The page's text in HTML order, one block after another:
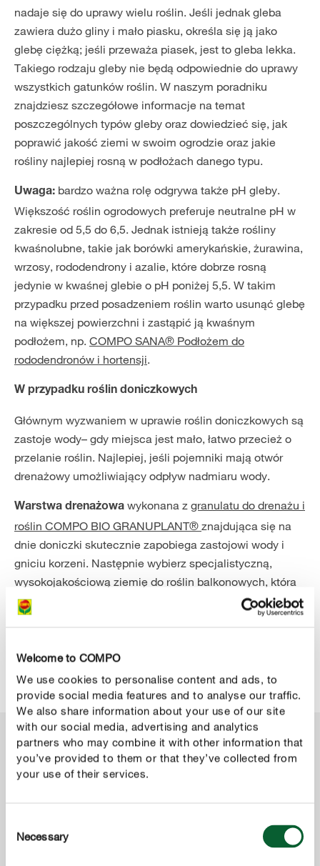
Welcome to COMPO
We use cookies to personalise content and ads, to
provide social media features and to analyse our traffic.
We also share information about your use of our site
with our social media, advertising and analytics
partners who may combine it with other information that
you’ve provided to them or that they’ve collected from
your use of their services.
Selection
Necessary
nadaje się do uprawy wielu roślin. Jeśli jednak gleba
zawiera dużo gliny i mało piasku, określa się ją jako
glebę ciężką; jeśli przeważa piasek, jest to gleba lekka.
Takiego rodzaju gleby nie będą odpowiednie do uprawy
wszystkich gatunków roślin. W naszym poradniku
znajdziesz szczegółowe informacje na temat
poszczególnych typów gleby oraz dowiedzieć się, jak
poprawić jakość ziemi w swoim ogrodzie oraz jakie
rośliny najlepiej rosną w podłożach danego typu.
Uwaga: bardzo ważna rolę odgrywa także pH gleby.
Większość roślin ogrodowych preferuje neutralne pH w
zakresie od 5,5 do 6,5. Jednak istnieją także rośliny
kwaśnolubne, takie jak borówki amerykańskie, żurawina,
wrzosy, rododendrony i azalie, które dobrze rosną
jedynie w kwaśnej glebie o pH poniżej 5,5. W takim
przypadku przed posadzeniem roślin warto usunąć glebę
na większej powierzchni i zastąpić ją kwaśnym
podłożem, np. COMPO SANA® Podłożem do
rododendronów i hortensji.
W przypadku roślin doniczkowych
Głównym wyzwaniem w uprawie roślin doniczkowych są
zastoje wody– gdy miejsca jest mało, łatwo przecież o
przelanie roślin. Najlepiej, jeśli pojemniki mają otwór
drenażowy umożliwiający odpływ nadmiaru wody.
Warstwa drenażowa wykonana z granulatu do drenażu i
roślin COMPO BIO GRANUPLANT® znajdująca się na
dnie doniczki skutecznie zapobiega zastojowi wody i
gniciu korzeni. Następnie wybierz specjalistyczną,
wysokojakościową ziemię do roślin balkonowych, która
będzie odpowiadać ich potrzebom:
COMPO SANA®
Podłoże do roślin balkonowych
. Ekskluzywna receptura
dodatki uszlachetniające, które pozytywnie wpływają na
rozwój twoich roślin.